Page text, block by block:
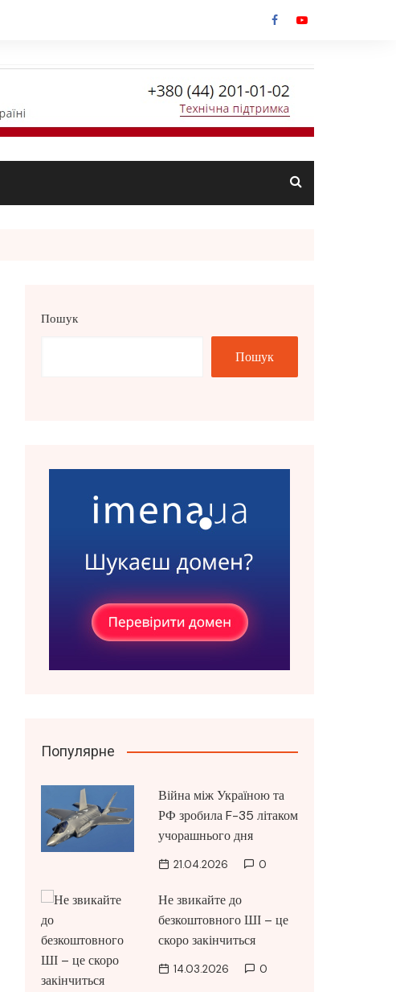
Пошук
Пошук
Популярне
Війна між Україною та
РФ зробила F-35 літаком
учорашнього дня
21.04.2026 0
Не звикайте до
безкоштовного ШІ – це
скоро закінчиться
14.03.2026 0